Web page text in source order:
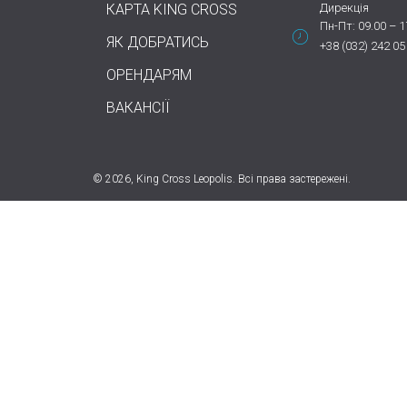
КАРТА KING CROSS
ЯК ДОБРАТИСЬ
ОРЕНДАРЯМ
ВАКАНСІЇ
Дирекція
Пн-Пт: 09.00 –
+38 (032) 242
© 2026, King Cross Leopolis. Всі права застережені.